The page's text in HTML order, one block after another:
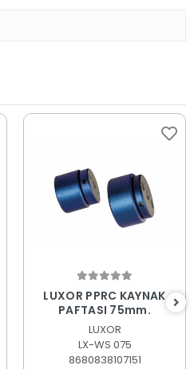
LUXOR PPRC KAYNAK
PAFTASI 75mm.
LUXOR
LX-WS 075
8680838107151